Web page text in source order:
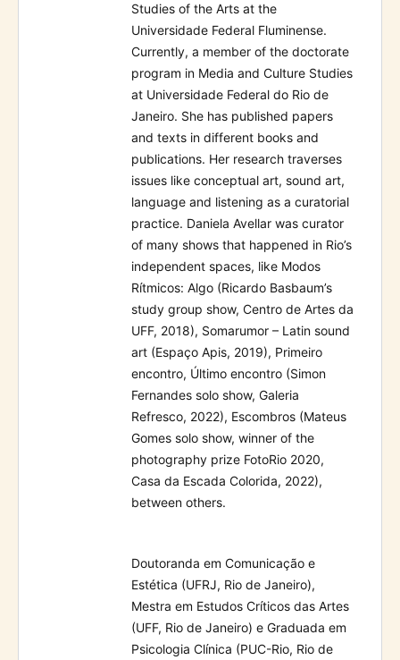
Studies of the Arts at the
Universidade Federal Fluminense.
Currently, a member of the doctorate
program in Media and Culture Studies
at Universidade Federal do Rio de
Janeiro. She has published papers
and texts in different books and
publications. Her research traverses
issues like conceptual art, sound art,
language and listening as a curatorial
practice. Daniela Avellar was curator
of many shows that happened in Rio’s
independent spaces, like Modos
Rítmicos: Algo (Ricardo Basbaum’s
study group show, Centro de Artes da
UFF, 2018), Somarumor – Latin sound
art (Espaço Apis, 2019), Primeiro
encontro, Último encontro (Simon
Fernandes solo show, Galeria
Refresco, 2022), Escombros (Mateus
Gomes solo show, winner of the
photography prize FotoRio 2020,
Casa da Escada Colorida, 2022),
between others.
Doutoranda em Comunicação e
Estética (UFRJ, Rio de Janeiro),
Mestra em Estudos Críticos das Artes
(UFF, Rio de Janeiro) e Graduada em
Psicologia Clínica (PUC-Rio, Rio de